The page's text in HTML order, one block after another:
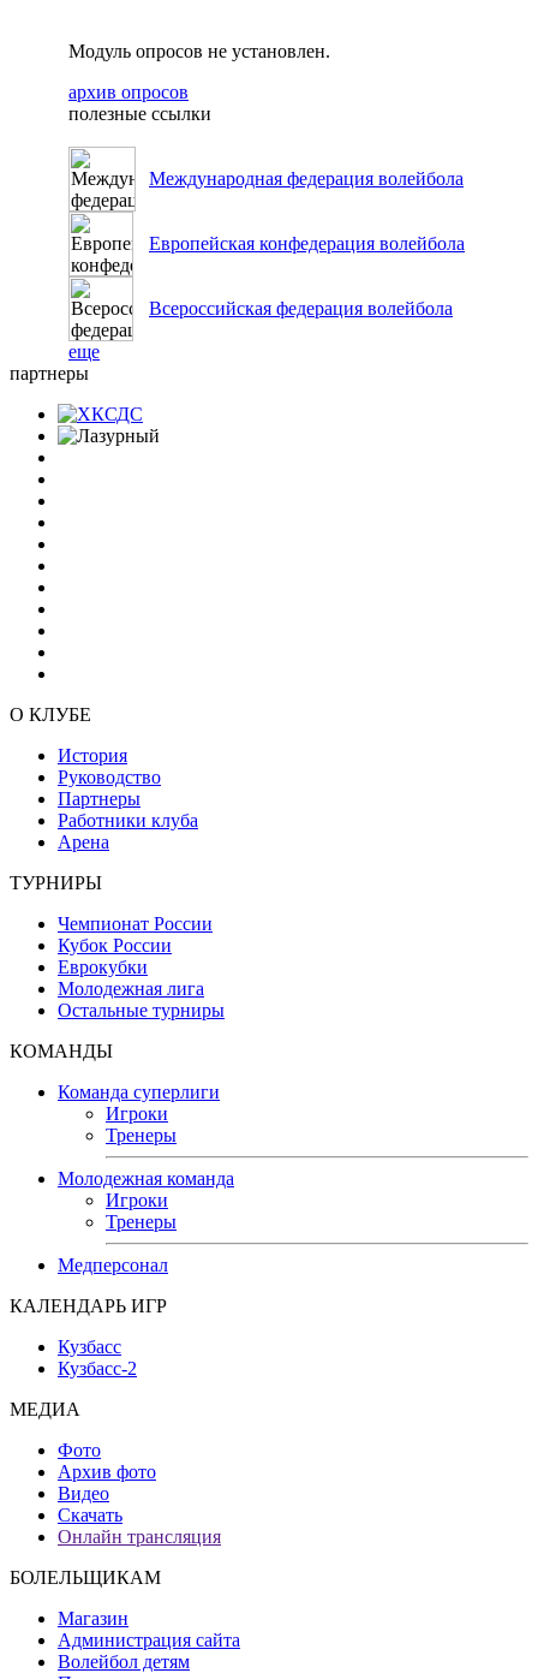
Модуль опросов не установлен.
архив опросов
полезные ссылки
Международная федерация волейбола
Европейская конфедерация волейбола
Всероссийская федерация волейбола
еще
партнеры
О КЛУБЕ
История
Руководство
Партнеры
Работники клуба
Арена
ТУРНИРЫ
Чемпионат России
Кубок России
Еврокубки
Молодежная лига
Остальные турниры
КОМАНДЫ
Команда суперлиги
Игроки
Тренеры
Молодежная команда
Игроки
Тренеры
Медперсонал
КАЛЕНДАРЬ ИГР
Кузбасс
Кузбасс-2
МЕДИА
Фото
Архив фото
Видео
Скачать
Онлайн трансляция
БОЛЕЛЬЩИКАМ
Магазин
Администрация сайта
Волейбол детям